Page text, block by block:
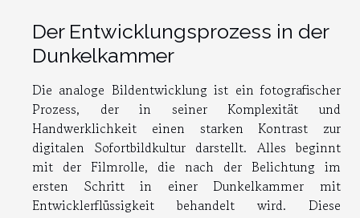
Der Entwicklungsprozess in der
Dunkelkammer
Die analoge Bildentwicklung ist ein fotografischer
Prozess, der in seiner Komplexität und
Handwerklichkeit einen starken Kontrast zur
digitalen Sofortbildkultur darstellt. Alles beginnt
mit der Filmrolle, die nach der Belichtung im
ersten Schritt in einer Dunkelkammer mit
Entwicklerflüssigkeit behandelt wird. Diese